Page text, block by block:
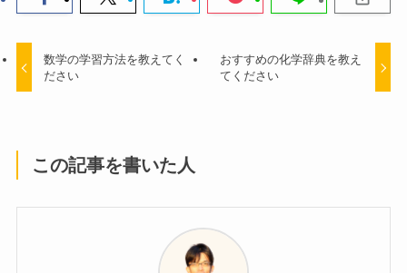
数学の学習方法を教えてく
ださい
おすすめの化学辞典を教え
てください
この記事を書いた人